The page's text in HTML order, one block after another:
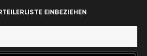
EINBEZIEHEN